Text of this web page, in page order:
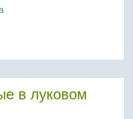
в луковом